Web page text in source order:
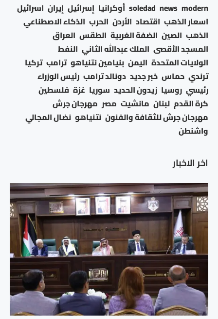
اخر الاخبار
modern
news
soledad أوكرانيا إسرائيل إيران اسرائيل
اسعار الذهب اقتصاد الأردن الحرب الذكاء الاصطناعي
الذهب الصين الضفة الغربية الطقس العراق
المسجد الأقصى الملك عبدالله الثاني النفط
الولايات المتحدة اليمن بنيامين نتنياهو ترامب تركيا
ترندي حماس خبر جديد دونالد ترامب رئيس الوزراء
رئيسي روسيا زيدون الحديد سوريا غزة فلسطين
كرة القدم لبنان مانشيت مصر مهرجان جرش
مهرجان جرش للثقافة والفنون نتنياهو نضال المجالي
واشنطن